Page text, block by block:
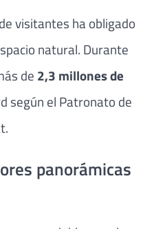
visitantes ha obligado
natural. Durante
de 2,3 millones de
según el Patronato de
panorámicas